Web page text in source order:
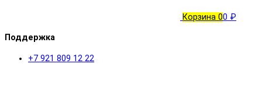
Корзина 00 ₽
Поддержка
+7 921 809 12 22